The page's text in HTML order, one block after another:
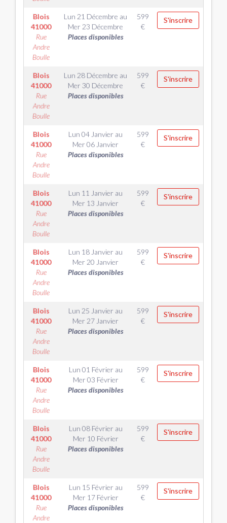
Blois
41000
Rue
Andre
Boulle
Lun 21 Décembre au
Mer 23 Décembre
Places disponibles
599
€
S'inscrire
Blois
41000
Rue
Andre
Boulle
Lun 28 Décembre au
Mer 30 Décembre
Places disponibles
599
€
S'inscrire
Blois
41000
Rue
Andre
Boulle
Lun 04 Janvier au
Mer 06 Janvier
Places disponibles
599
€
S'inscrire
Blois
41000
Rue
Andre
Boulle
Lun 11 Janvier au
Mer 13 Janvier
Places disponibles
599
€
S'inscrire
Blois
41000
Rue
Andre
Boulle
Lun 18 Janvier au
Mer 20 Janvier
Places disponibles
599
€
S'inscrire
Blois
41000
Rue
Andre
Boulle
Lun 25 Janvier au
Mer 27 Janvier
Places disponibles
599
€
S'inscrire
Blois
41000
Rue
Andre
Boulle
Lun 01 Février au
Mer 03 Février
Places disponibles
599
€
S'inscrire
Blois
41000
Rue
Andre
Boulle
Lun 08 Février au
Mer 10 Février
Places disponibles
599
€
S'inscrire
Blois
41000
Rue
Andre
Lun 15 Février au
Mer 17 Février
Places disponibles
599
€
S'inscrire